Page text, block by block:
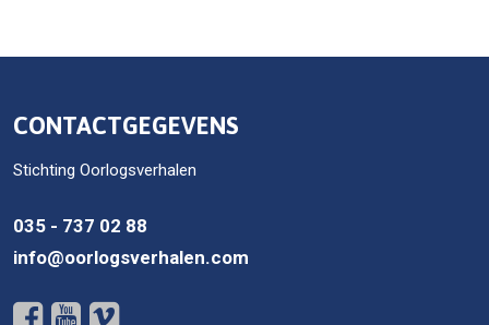
CONTACTGEGEVENS
Stichting Oorlogsverhalen
035 - 737 02 88
info@oorlogsverhalen.com